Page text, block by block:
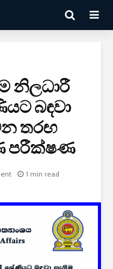
නිලධාරී
බඳවා
තරඟ
පරීක්ෂණ
1 min read